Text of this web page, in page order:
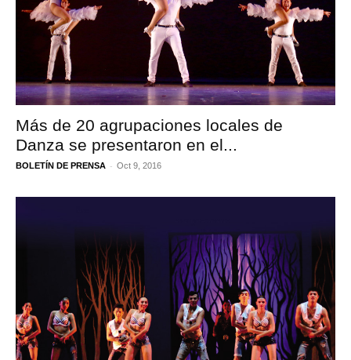
Más de 20 agrupaciones locales de
Danza se presentaron en el...
BOLETÍN DE PRENSA - Oct 9, 2016